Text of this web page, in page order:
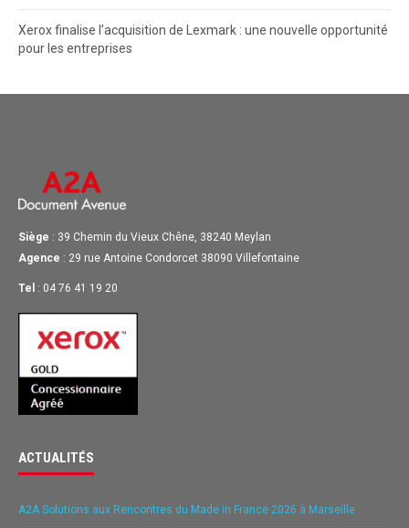
Xerox finalise l’acquisition de Lexmark : une nouvelle opportunité
pour les entreprises
Siège : 39 Chemin du Vieux Chêne, 38240 Meylan
Agence : 29 rue Antoine Condorcet 38090 Villefontaine
Tel : 04 76 41 19 20
ACTUALITÉS
A2A Solutions aux Rencontres du Made in France 2026 à Marseille